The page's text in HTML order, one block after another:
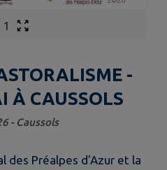
1
-
À CAUSSOLS
- Caussols
des Préalpes d'Azur et la